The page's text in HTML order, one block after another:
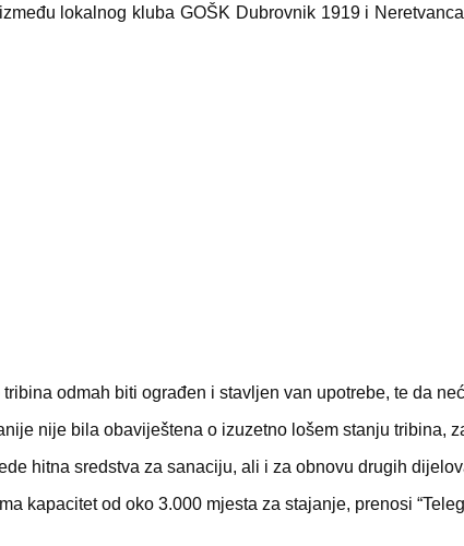
lokalnog kluba GOŠK Dubrovnik 1919 i
odmah biti ograđen i stavljen van upotrebe, te da
nije bila obaviještena o izuzetno lošem stanju tribina,
hitna sredstva za sanaciju, ali i za obnovu drugih
kapacitet od oko 3.000 mjesta za stajanje, prenosi